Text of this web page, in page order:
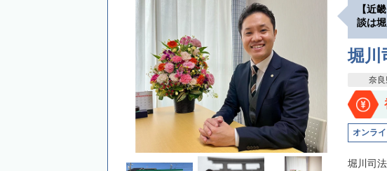
【近
談は
堀川
奈良
オンラ
堀川司